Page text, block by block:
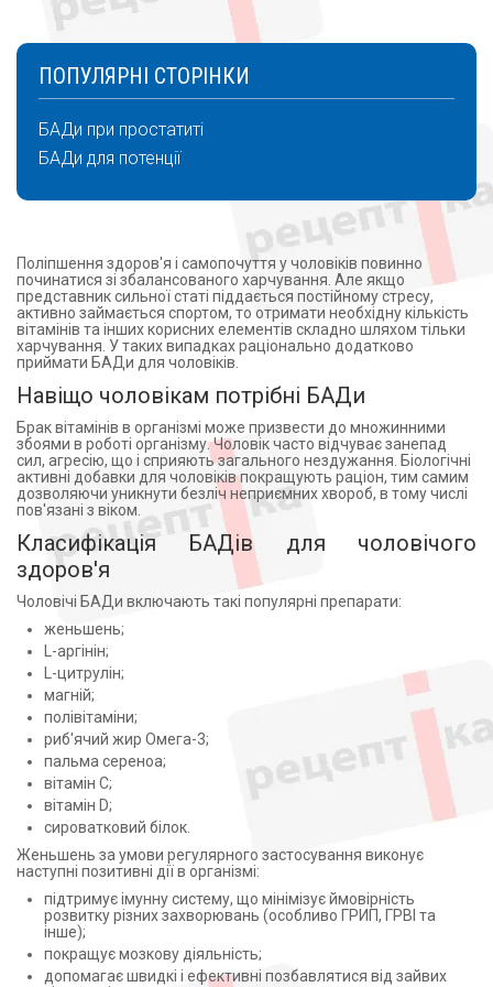
Pharmacy Lab LLC , Польща (1)
PHARMACY Laboratories s.c. (1)
КРАСОТА И ЗДОРОВЬЕ ООО УКРАИНА ХАРЬКОВ
(1)
ЦИДОНІА Д.О.О, Боснія і Герцоговина (1)
СУПРАВИТЦ ЛАЙФСАИНСИЗ ПВТ ЛТД ИНДИЯ (1)
СОФАРМА АТ БОЛГАРИЯ (1)
SOPHARMA (1)
ТОВ"ФАРМ РАЙЗ",Україна (1)
Natur Produkt Pharma (Польша) (1)
Фарко Фармасьютикалз (1)
ФАРМА ПЛЮС УКРАИНА ЧП УКРАИНА ХАРЬКОВ
(1)
Сновден Лтд., Великобританія (1)
Ананта Медікеар Лімітед, Індія (1)
Селезнев ПП (1)
Ключі Здоров`я ТОВ (1)
ТОВ "ІННЕО ФАРМ", Україна (1)
ТОВ Фарм Райз, Україна (2)
АТ"Фармак", Україна (1)
Юниверс Фарм ООО (2)
Дельта Медікел Промоушнз АГ (1)
ПП МСК-МЕД, Україна (1)
ДОКТОР ХЕЛСИ ЧП УКРАИНА ДНЕПРОПЕТРОВСК
(1)
Провитамин А (1)
Піридоксин (4)
Ретинол (3)
Ретинолу ацетат (1)
Риб'ячий жир (3)
Рибофлавин (1)
Селен (9)
Смородина (1)
Собача кропива (1)
Солодка (1)
Тадалафіл (2)
Таурин (1)
Терминалия арджуна (1)
Токоферол (9)
Трава деревію (1)
Трава золототисячника (1)
Трава споришу (2)
Трава хвоща (1)
Тіамін (1)
Фолієва кислота (13)
Фосфолипиды (1)
Фосфор (2)
Хвощ (1)
Холекальциферол (2)
Хондроїтин (10)
Хітозан (2)
Цветы бессмертника (1)
Цинк (14)
Цинк оксид (1)
Цитохром (1)
Ціанкобаламін (1)
Шавлія (1)
Шипшина (2)
Экстракт Трибулус (2)
ПОПУЛЯРНІ СТОРІНКИ
БАДи при простатиті
БАДи для потенції
Поліпшення здоров'я і самопочуття у чоловіків повинно
починатися зі збалансованого харчування. Але якщо
представник сильної статі піддається постійному стресу,
активно займається спортом, то отримати необхідну кількість
вітамінів та інших корисних елементів складно шляхом тільки
харчування. У таких випадках раціонально додатково
приймати БАДи для чоловіків.
Навіщо чоловікам потрібні БАДи
Брак вітамінів в організмі може призвести до множинними
збоями в роботі організму. Чоловік часто відчуває занепад
сил, агресію, що і сприяють загального нездужання. Біологічні
активні добавки для чоловіків покращують раціон, тим самим
дозволяючи уникнути безліч неприємних хвороб, в тому числі
пов'язані з віком.
Класифікація БАДів для чоловічого
здоров'я
Чоловічі БАДи включають такі популярні препарати:
женьшень;
L-аргінін;
L-цитрулін;
магній;
полівітаміни;
риб'ячий жир Омега-3;
пальма сереноа;
вітамін С;
вітамін D;
сироватковий білок.
Женьшень за умови регулярного застосування виконує
наступні позитивні дії в організмі:
підтримує імунну систему, що мінімізує ймовірність
розвитку різних захворювань (особливо ГРИП, ГРВІ та
інше);
покращує мозкову діяльність;
допомагає швидкі і ефективні позбавлятися від зайвих